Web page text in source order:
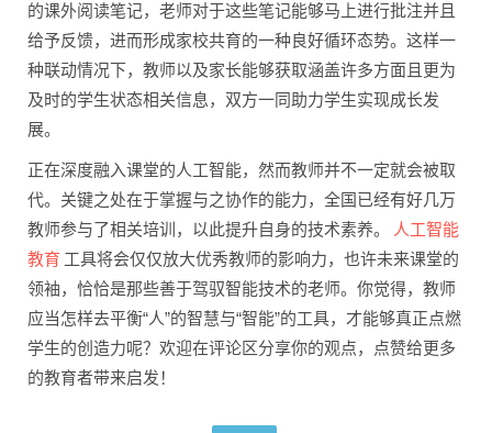
的课外阅读笔记，老师对于这些笔记能够马上进行批注并且
给予反馈，进而形成家校共育的一种良好循环态势。这样一
种联动情况下，教师以及家长能够获取涵盖许多方面且更为
及时的学生状态相关信息，双方一同助力学生实现成长发
展。
正在深度融入课堂的人工智能，然而教师并不一定就会被取
代。关键之处在于掌握与之协作的能力，全国已经有好几万
教师参与了相关培训，以此提升自身的技术素养。
人工智能
教育 工具将会仅仅放大优秀教师的影响力，也许未来课堂的
领袖，恰恰是那些善于驾驭智能技术的老师。你觉得，教师
应当怎样去平衡“人”的智慧与“智能”的工具，才能够真正点燃
学生的创造力呢？欢迎在评论区分享你的观点，点赞给更多
的教育者带来启发！